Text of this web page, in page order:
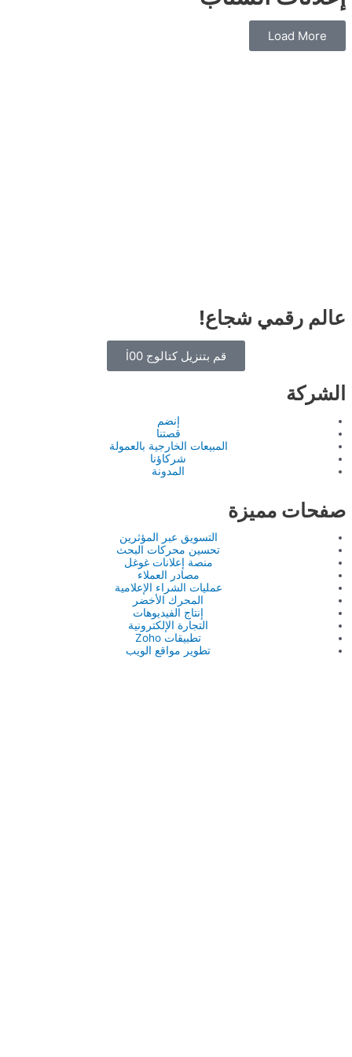
Load More
عالم رقمي شجاع!
قم بتنزيل كتالوج İ00
الشركة
إنضم
قصتنا
المبيعات الخارجية بالعمولة
شركاؤنا
المدونة
صفحات مميزة
التسويق عبر المؤثرين
تحسين محركات البحث
منصة إعلانات غوغل
مصادر العملاء
عمليات الشراء الإعلامية
المحرك الأخضر
إنتاج الفيديوهات
التجارة الإلكترونية
تطبيقات Zoho
تطوير مواقع الويب